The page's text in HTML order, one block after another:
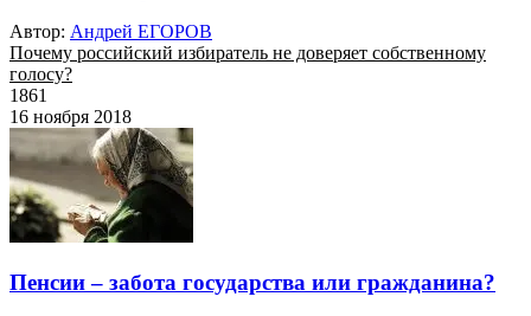
Автор: Андрей ЕГОРОВ
Почему российский избиратель не доверяет собственному
голосу?
1861
16 ноября 2018
Пенсии – забота государства или гражданина?